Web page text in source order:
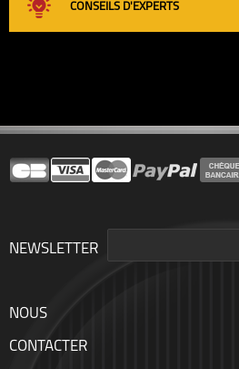
CONSEILS D'EXPERTS
NEWSLETTER
NOUS
CONTACTER